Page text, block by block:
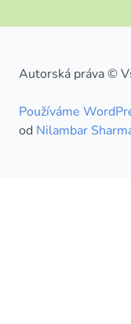
Autorská práva ©
Používáme
od Nilambar